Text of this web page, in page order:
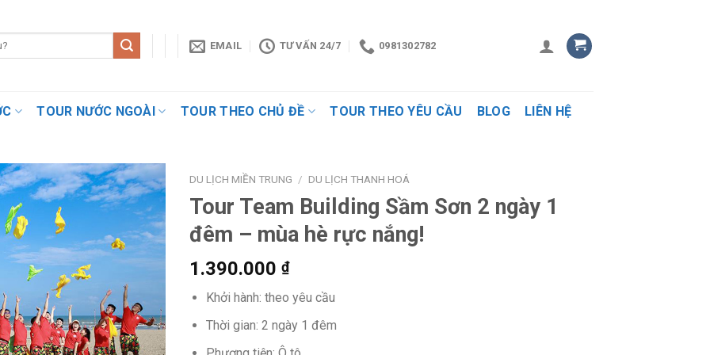
EMAIL TƯ VẤN 24/7 0981302782
TOUR NƯỚC NGOÀI TOUR THEO CHỦ ĐỀ TOUR THEO YÊU CẦU BLOG LIÊN HỆ
DU LỊCH MIỀN TRUNG / DU LỊCH THANH HOÁ
Tour Team Building Sầm Sơn 2 ngày 1
đêm – mùa hè rực nắng!
1.390.000 ₫
Khởi hành: theo yêu cầu
Thời gian: 2 ngày 1 đêm